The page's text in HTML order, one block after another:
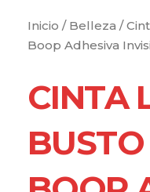
Inicio / Belleza /
Boop Adhesiva
CINTA